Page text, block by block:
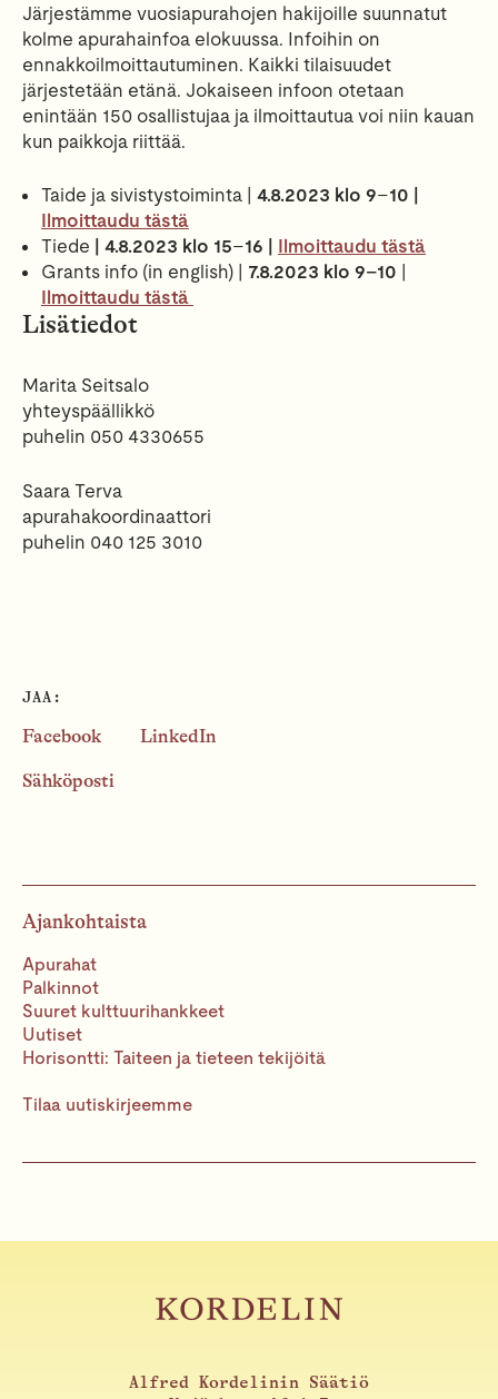
Järjestämme vuosiapurahojen hakijoille suunnatut
kolme apurahainfoa elokuussa. Infoihin on
ennakkoilmoittautuminen. Kaikki tilaisuudet
järjestetään etänä. Jokaiseen infoon otetaan
enintään 150 osallistujaa ja ilmoittautua voi niin kauan
kun paikkoja riittää.
Taide ja sivistystoiminta | 4.8.2023 klo 9–10 |
Ilmoittaudu tästä
Tiede | 4.8.2023 klo 15–16 | Ilmoittaudu tästä
Grants info (in english) |
7.8.2023 klo 9–10
Ilmoittaudu tästä
Lisätiedot
Marita Seitsalo
yhteyspäällikkö
puhelin 050 4330655
Saara Terva
apurahakoordinaattori
puhelin 040 125 3010
JAA:
Facebook LinkedIn
Sähköposti
Ajankohtaista
Apurahat
Palkinnot
Suuret kulttuurihankkeet
Uutiset
Horisontti: Taiteen ja tieteen tekijöitä
Tilaa uutiskirjeemme
Alfred Kordelinin Säätiö